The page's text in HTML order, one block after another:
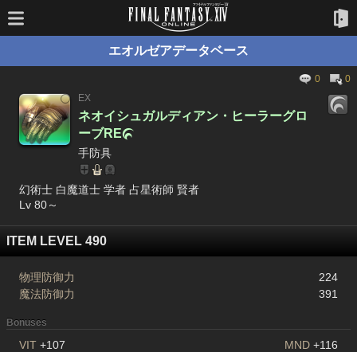
エオルゼアデータベース
0
0
EX
ネオイシュガルディアン・ヒーラーグロ
ーブRE
手防具
幻術士 白魔道士 学者 占星術師 賢者
Lv 80～
ITEM LEVEL 490
物理防御力
224
魔法防御力
391
Bonuses
VIT +107 MND +116